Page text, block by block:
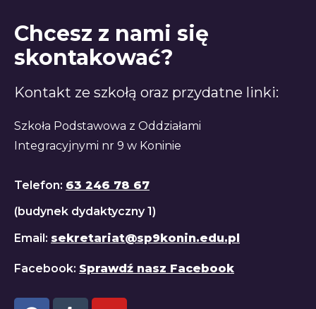
Chcesz z nami się
skontakować?
Kontakt ze szkołą oraz przydatne linki:
Szkoła Podstawowa z Oddziałami
Integracyjnymi nr 9 w Koninie
Telefon: 63 246 78 67
(budynek dydaktyczny 1)
Email: sekretariat@sp9konin.edu.pl
Facebook: Sprawdź nasz Facebook